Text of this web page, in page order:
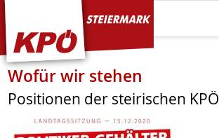
KPÖ Steiermark
Wofür wir stehen
Positionen der steirischen KPÖ